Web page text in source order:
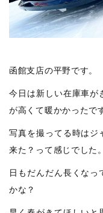
函館支店の平野です。
今日は新しい在庫車が
が高くて暖かかったで
写真を撮ってる時はジ
来た？って感じでした。
日もだんだん長くなっ
かな？